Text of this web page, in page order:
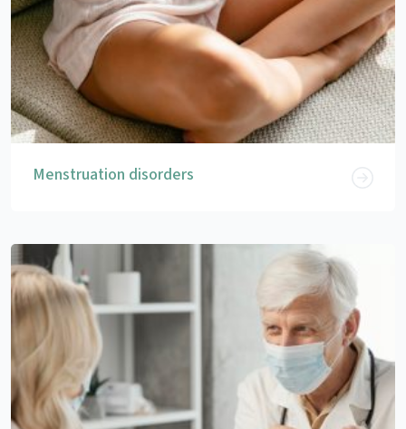
Menstruation disorders